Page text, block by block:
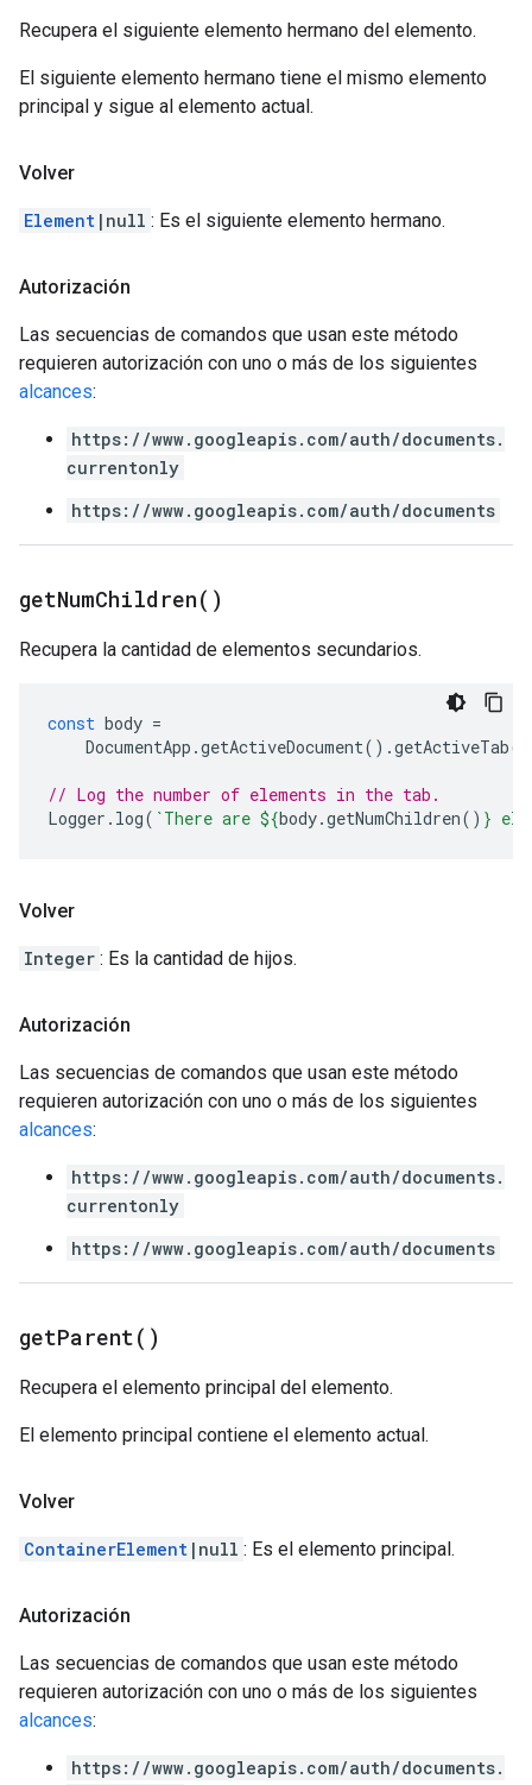
Recupera el siguiente elemento hermano del elemento.
El siguiente elemento hermano tiene el mismo elemento
principal y sigue al elemento actual.
Volver
Element |null : Es el siguiente elemento hermano.
Autorización
Las secuencias de comandos que usan este método
requieren autorización con uno o más de los siguientes
alcances:
https://www.googleapis.com/auth/documents.
currentonly
https://www.googleapis.com/auth/documents
getNumChildren( )
Recupera la cantidad de elementos secundarios.
const body =
DocumentApp .getActiveDocument().getActiveTab
// Log the number of elements in the tab.
Logger . log( `There are ${body.getNumChildren() }
Volver
Integer : Es la cantidad de hijos.
Autorización
Las secuencias de comandos que usan este método
requieren autorización con uno o más de los siguientes
alcances:
https://www.googleapis.com/auth/documents.
currentonly
https://www.googleapis.com/auth/documents
getParent( )
Recupera el elemento principal del elemento.
El elemento principal contiene el elemento actual.
Volver
ContainerElement |null : Es el elemento principal.
Autorización
Las secuencias de comandos que usan este método
requieren autorización con uno o más de los siguientes
alcances:
https://www.googleapis.com/auth/documents.